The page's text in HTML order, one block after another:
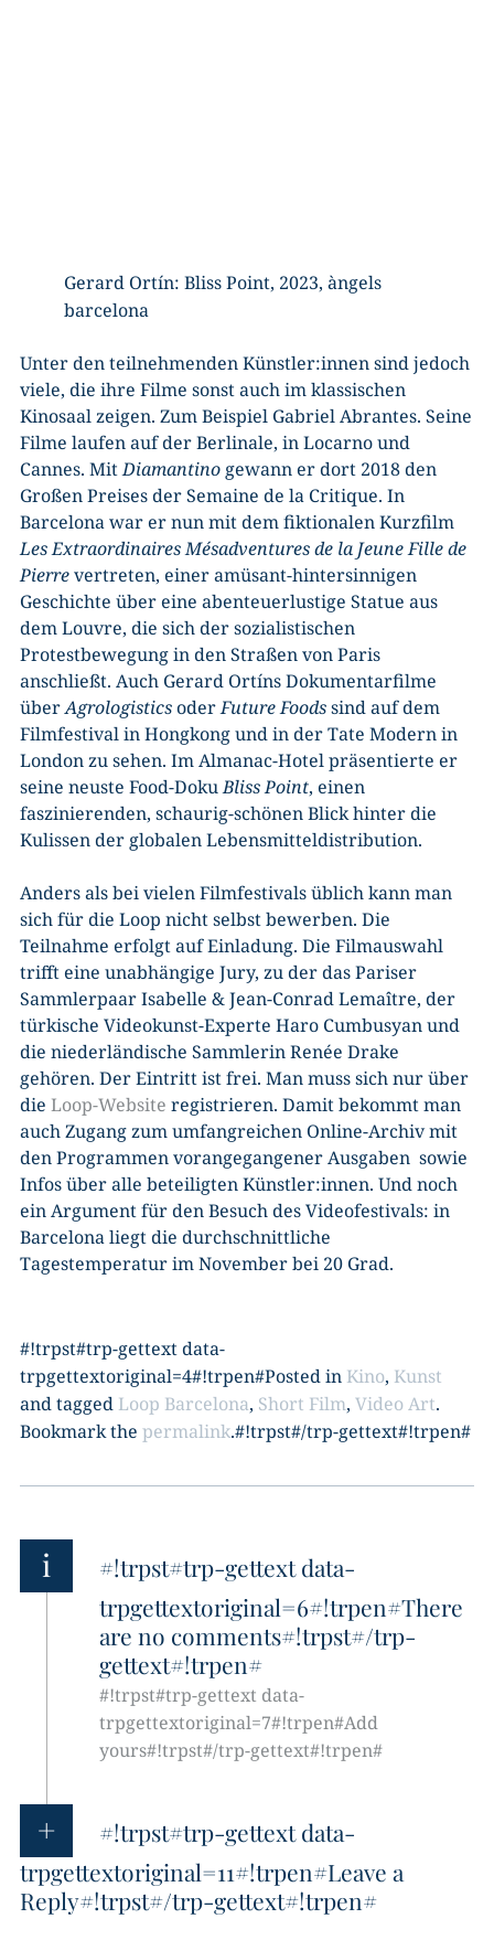
Gerard Ortín: Bliss Point, 2023, àngels
barcelona
Unter den teilnehmenden Künstler:innen sind jedoch
viele, die ihre Filme sonst auch im klassischen
Kinosaal zeigen. Zum Beispiel Gabriel Abrantes. Seine
Filme laufen auf der Berlinale, in Locarno und
Cannes. Mit Diamantino gewann er dort 2018 den
Großen Preises der Semaine de la Critique. In
Barcelona war er nun mit dem fiktionalen Kurzfilm
Les Extraordinaires Mésadventures de la Jeune Fille de
Pierrevertreten, einer amüsant-hintersinnigen
Geschichte über eine abenteuerlustige Statue aus
dem Louvre, die sich der sozialistischen
Protestbewegung in den Straßen von Paris
anschließt. Auch Gerard Ortíns Dokumentarfilme
überAgrologisticsoder Future Foodssind auf dem
Filmfestival in Hongkong und in der Tate Modern in
London zu sehen. Im Almanac-Hotel präsentierte er
seine neuste Food-Doku Bliss Point, einen
faszinierenden, schaurig-schönen Blick hinter die
Kulissen der globalen Lebensmitteldistribution.
Anders als bei vielen Filmfestivals üblich kann man
sich für die Loop nicht selbst bewerben. Die
Teilnahme erfolgt auf Einladung. Die Filmauswahl
trifft eine unabhängige Jury, zu der das Pariser
Sammlerpaar Isabelle & Jean-Conrad Lemaître, der
türkische Videokunst-Experte Haro Cumbusyan und
die niederländische Sammlerin Renée Drake
gehören. Der Eintritt ist frei. Man muss sich nur über
die Loop-Website registrieren. Damit bekommt man
auch Zugang zum umfangreichen Online-Archiv mit
den Programmen vorangegangener Ausgaben sowie
Infos über alle beteiligten Künstler:innen. Und noch
ein Argument für den Besuch des Videofestivals: in
Barcelona liegt die durchschnittliche
Tagestemperatur im November bei 20 Grad.
#!trpst#trp-gettext data-
trpgettextoriginal=4#!trpen#Posted in Kino, Kunst
and tagged Loop Barcelona, Short Film, Video Art.
Bookmark the permalink.#!trpst#/trp-gettext#!trpen#
i
#!trpst#trp-gettext data-
trpgettextoriginal=6#!trpen#There
are no comments#!trpst#/trp-
gettext#!trpen#
#!trpst#trp-gettext data-
trpgettextoriginal=7#!trpen#Add
yours#!trpst#/trp-gettext#!trpen#
#!trpst#trp-gettext data-
trpgettextoriginal=11#!trpen#Leave a
Reply#!trpst#/trp-gettext#!trpen#